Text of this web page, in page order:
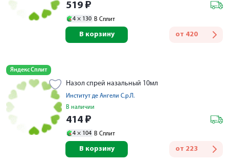
519 ₽
4 × 130 В Сплит
от 420
В корзину
Яндекс Сплит
Назол спрей назальный 10мл
Институт де Ангели С.р.Л.
В наличии
414 ₽
4 × 104 В Сплит
от 223
В корзину